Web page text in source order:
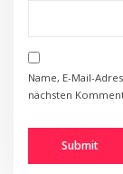
Name, E-Mail-
nächsten